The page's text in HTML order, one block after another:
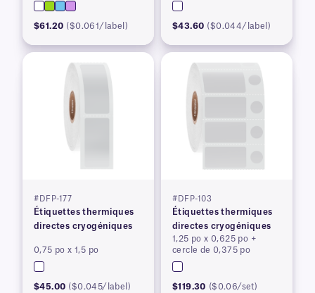
$61.20 ($0.061/label) $43.60 ($0.044/label)
#DFP-177
Étiquettes thermiques
directes cryogéniques
0,75 po x 1,5 po
$45.00 ($0.045/label)
#DFP-103
Étiquettes thermiques
directes cryogéniques
1,25 po x 0,625 po +
cercle de 0,375 po
$119.30 ($0.06/set)